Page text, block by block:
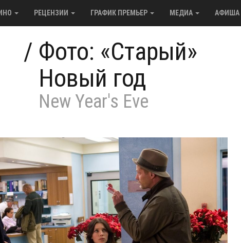
РЕЦЕНЗИИ ГРАФИК ПРЕМЬЕР МЕДИА АФИША
/ Фото: «Старый»
Новый год
New Year's Eve